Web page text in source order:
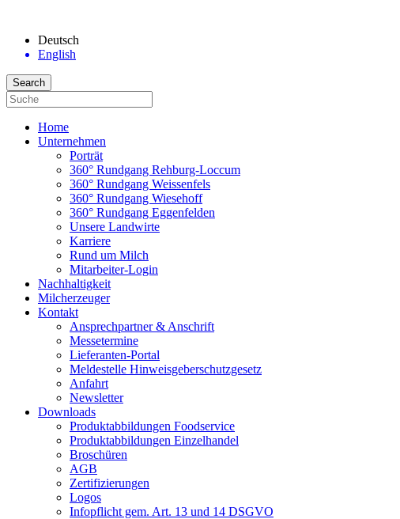
Deutsch
English
Home
Unternehmen
Porträt
360° Rundgang Rehburg-Loccum
360° Rundgang Weissenfels
360° Rundgang Wiesehoff
360° Rundgang Eggenfelden
Unsere Landwirte
Karriere
Rund um Milch
Mitarbeiter-Login
Nachhaltigkeit
Milcherzeuger
Kontakt
Ansprechpartner & Anschrift
Messetermine
Lieferanten-Portal
Meldestelle Hinweisgeberschutzgesetz
Anfahrt
Newsletter
Downloads
Produktabbildungen Foodservice
Produktabbildungen Einzelhandel
Broschüren
AGB
Zertifizierungen
Logos
Infopflicht gem. Art. 13 und 14 DSGVO